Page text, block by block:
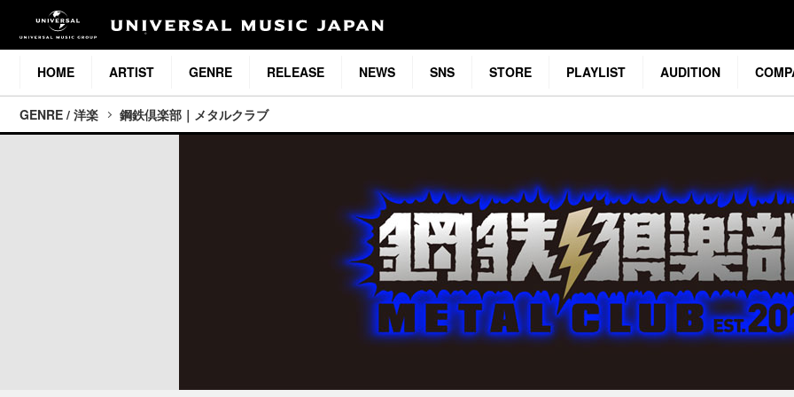
HOME ARTIST GENRE RELEASE NEWS SNS STORE PLAYLIST AUDITION
GENRE / 洋楽 鋼鉄倶楽部｜メタルクラブ